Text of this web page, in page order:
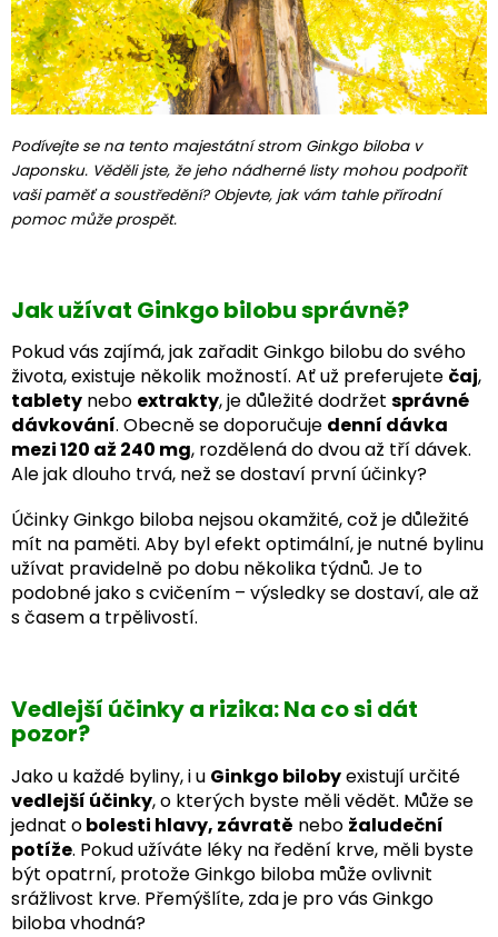
Podívejte se na tento majestátní strom Ginkgo biloba v
Japonsku. Věděli jste, že jeho nádherné listy mohou podpořit
vaši paměť a soustředění? Objevte, jak vám tahle přírodní
pomoc může prospět.
Jak užívat Ginkgo bilobu správně?
Pokud vás zajímá, jak zařadit Ginkgo bilobu do svého
života, existuje několik možností. Ať už preferujete čaj,
tablety nebo extrakty, je důležité dodržet správné
dávkování. Obecně se doporučuje denní dávka
mezi 120 až 240 mg, rozdělená do dvou až tří dávek.
Ale jak dlouho trvá, než se dostaví první účinky?
Účinky Ginkgo biloba nejsou okamžité, což je důležité
mít na paměti. Aby byl efekt optimální, je nutné bylinu
užívat pravidelně po dobu několika týdnů. Je to
podobné jako s cvičením – výsledky se dostaví, ale až
s časem a trpělivostí.
Vedlejší účinky a rizika: Na co si dát
pozor?
Jako u každé byliny, i u Ginkgo bilobyexistují určité
vedlejší účinky, o kterých byste měli vědět. Může se
jednat obolesti hlavy, závratě nebo žaludeční
potíže. Pokud užíváte léky na ředění krve, měli byste
být opatrní, protože Ginkgo biloba může ovlivnit
srážlivost krve. Přemýšlíte, zda je pro vás Ginkgo
biloba vhodná?